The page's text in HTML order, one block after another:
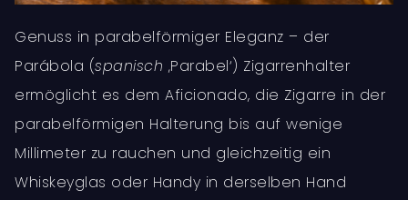
Genuss in parabelförmiger Eleganz – der
Parábola (spanisch ‚Parabel‘) Zigarrenhalter
ermöglicht es dem Aficionado, die Zigarre in der
parabelförmigen Halterung bis auf wenige
Millimeter zu rauchen und gleichzeitig ein
Whiskeyglas oder Handy in derselben Hand